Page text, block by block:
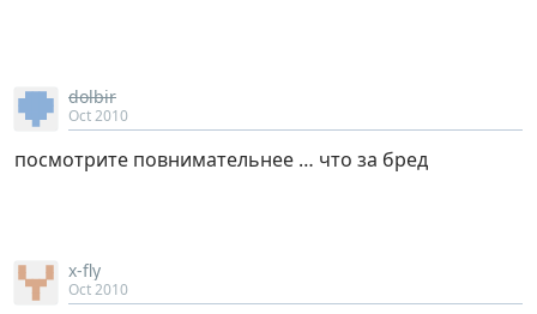
dolbir
Oct 2010
посмотрите повнимательнее … что за бред
x-fly
Oct 2010